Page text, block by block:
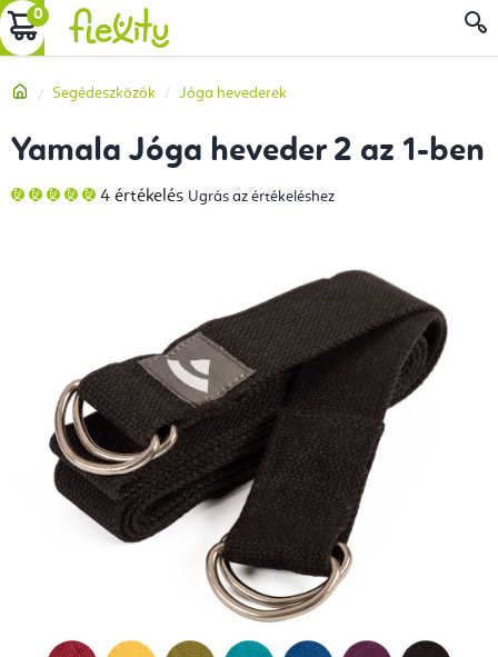
Ugrás
a
tartalomhoz
KOSÁR
Kezdőlap
Segédeszközök Jóga hevederek
Yamala Jóga heveder 2 az 1-ben
A
termék
4 értékelés Ugrás az értékeléshez